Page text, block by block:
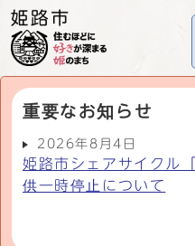
重要なお知らせ
2026年8月4日
姫路市シェアサイクル
供一時停止について